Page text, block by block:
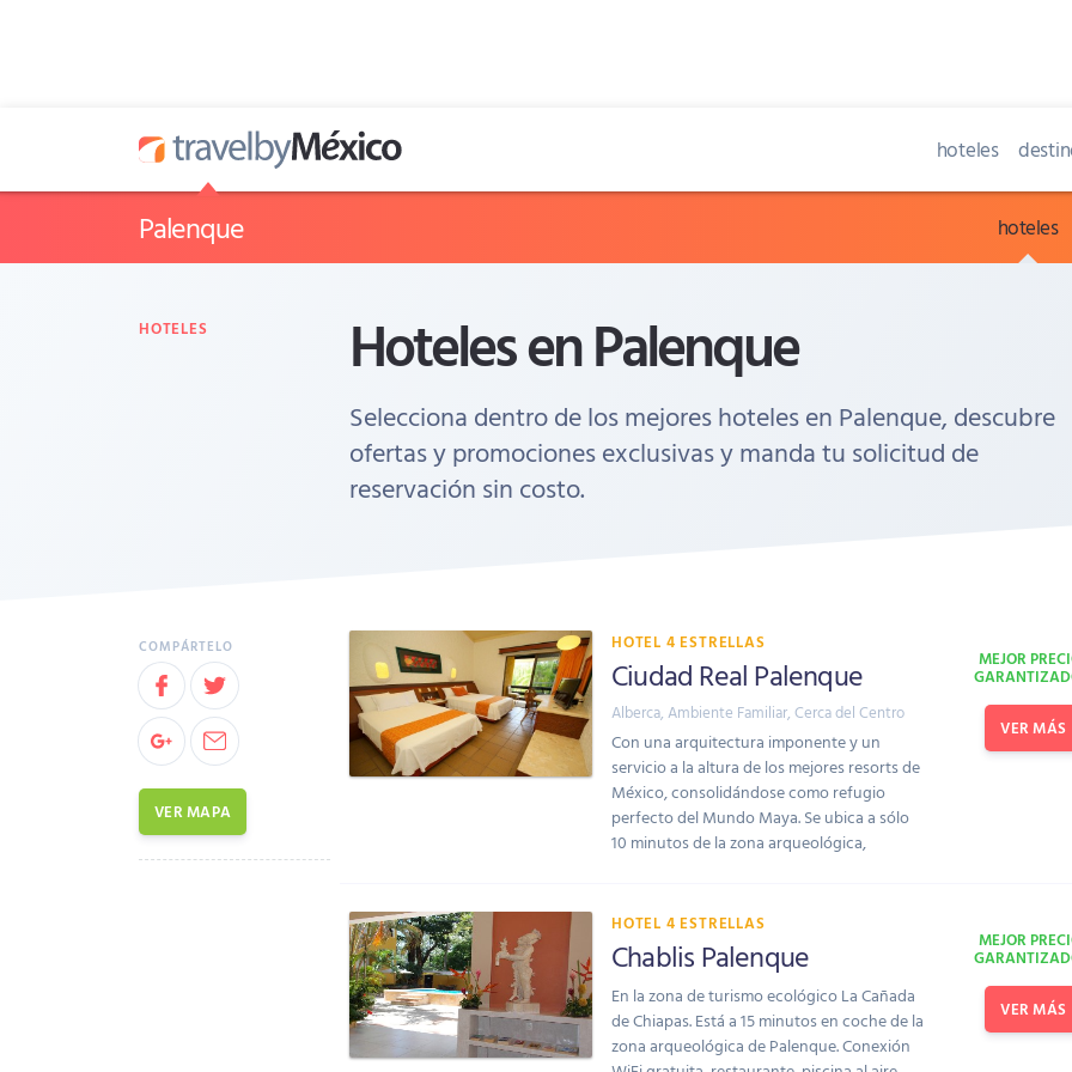
hoteles
Palenque hoteles
HOTELES Hoteles en Palenque
Selecciona dentro de los mejores hoteles en Palenque, descubre
ofertas y promociones exclusivas y manda tu solicitud de
reservación sin costo.
VER MAPA
HOTEL 4 ESTRELLAS
Ciudad Real Palenque
Alberca, Ambiente Familiar, Cerca del Centro
Con una arquitectura imponente y un
servicio a la altura de los mejores resorts de
México, consolidándose como refugio
perfecto del Mundo Maya. Se ubica a sólo
10 minutos de la zona arqueológica,
MEJOR
VER MÁS
HOTEL 4 ESTRELLAS
Chablis Palenque
En la zona de turismo ecológico La Cañada
de Chiapas. Está a 15 minutos en coche de la
zona arqueológica de Palenque. Conexión
MEJOR
VER MÁS